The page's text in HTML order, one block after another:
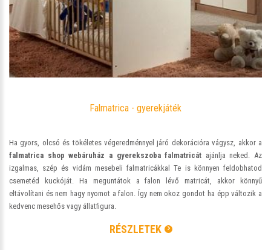
Falmatrica - gyerekjáték
Ha gyors, olcsó és tökéletes végeredménnyel járó dekorációra vágysz, akkor a
falmatrica shop webáruház a gyerekszoba falmatricát ajánlja neked. Az
izgalmas, szép és vidám mesebeli falmatricákkal Te is könnyen feldobhatod
csemetéd kuckóját. Ha meguntátok a falon lévő matricát, akkor könnyű
eltávolítani és nem hagy nyomot a falon. Így nem okoz gondot ha épp változik a
kedvenc mesehős vagy állatfigura.
RÉSZLETEK